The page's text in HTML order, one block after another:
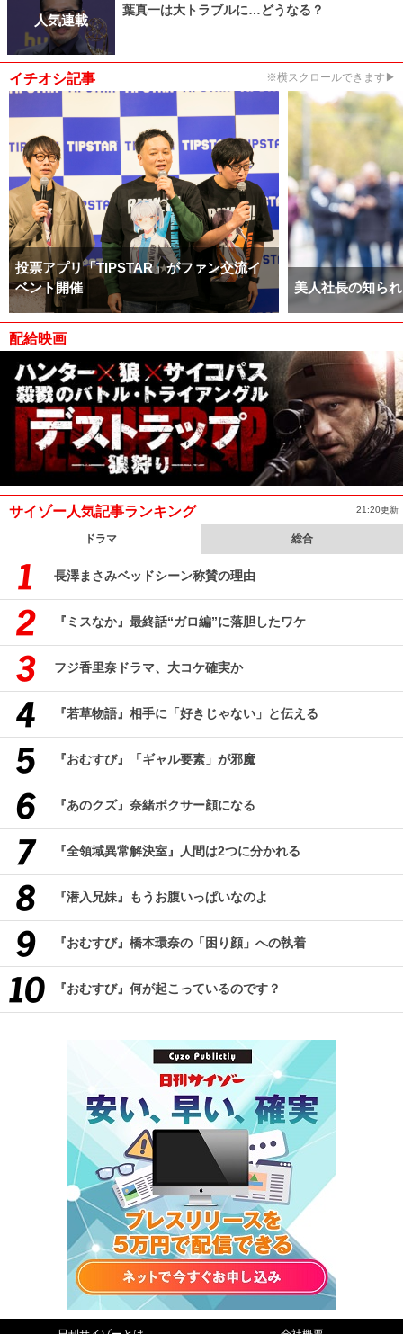
人気連載
葉真一は大トラブルに…どうなる？
イチオシ記事 ※横スクロールできます▶
投票アプリ「TIPSTAR」がファン交流イ
ベント開催
美人社長の知ら
配給映画
サイゾー人気記事ランキング 21:20更新
ドラマ 総合
長澤まさみベッドシーン称賛の理由
『ミスなか』最終話“ガロ編”に落胆したワケ
フジ香里奈ドラマ、大コケ確実か
『若草物語』相手に「好きじゃない」と伝える
『おむすび』「ギャル要素」が邪魔
『あのクズ』奈緒ボクサー顔になる
『全領域異常解決室』人間は2つに分かれる
『潜入兄妹』もうお腹いっぱいなのよ
『おむすび』橋本環奈の「困り顔」への執着
『おむすび』何が起こっているのです？